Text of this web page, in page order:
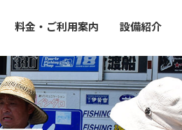
料金・ご利用案内 設備紹介